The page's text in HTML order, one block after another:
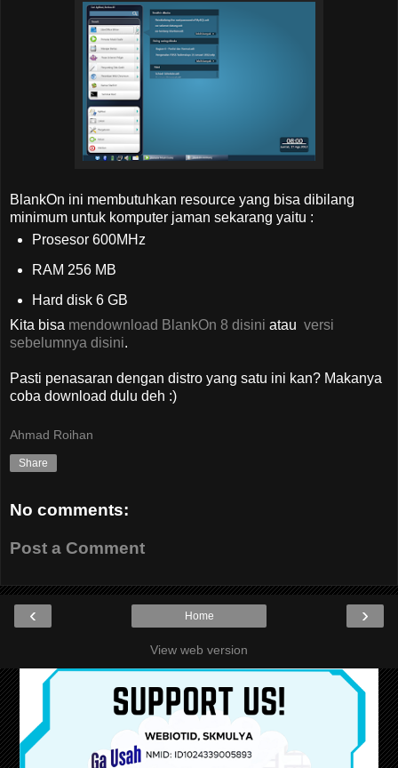
BlankOn ini membutuhkan resource yang bisa dibilang
minimum untuk komputer jaman sekarang yaitu :
Prosesor 600MHz
RAM 256 MB
Hard disk 6 GB
Kita bisa mendownload BlankOn 8 disini atau versi
sebelumnya disini.
Pasti penasaran dengan distro yang satu ini kan? Makanya
coba download dulu deh :)
Ahmad Roihan
Share
No comments:
Post a Comment
‹ ›
Home
View web version